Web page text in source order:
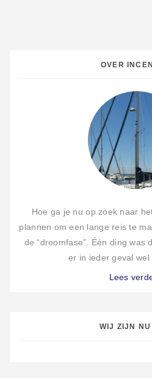
OVER
Hoe ga je nu op zoek naar
plannen om een lange reis te
de “droomfase”. Één ding was
er in ieder geval wel
Lees
WIJ ZIJN NU